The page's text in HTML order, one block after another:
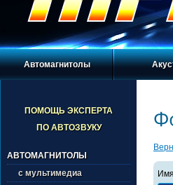
Автомагнитолы
ПОМОЩЬ ЭКСПЕРТА
ПО АВТОЗВУКУ
АВТОМАГНИТОЛЫ
с мультимедиа